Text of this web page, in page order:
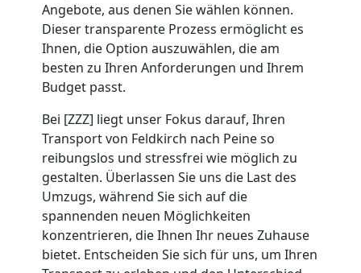
Angebote, aus denen Sie wählen können.
Dieser transparente Prozess ermöglicht es
Ihnen, die Option auszuwählen, die am
besten zu Ihren Anforderungen und Ihrem
Budget passt.
Bei [ZZZ] liegt unser Fokus darauf, Ihren
Transport von Feldkirch nach Peine so
reibungslos und stressfrei wie möglich zu
gestalten. Überlassen Sie uns die Last des
Umzugs, während Sie sich auf die
spannenden neuen Möglichkeiten
konzentrieren, die Ihnen Ihr neues Zuhause
bietet. Entscheiden Sie sich für uns, um Ihren
Umzug
Feldkirch
Umzug
Mann